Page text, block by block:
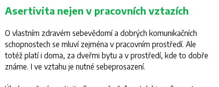
Asertivita nejen v pracovních vztazích
O vlastním zdravém sebevědomí a dobrých komunikačních
schopnostech se mluví zejména v pracovním prostředí. Ale
totéž platí i doma, za dveřmi bytu a v prostředí, kde to dobře
známe. I ve vztahu je nutné sebeprosazení.